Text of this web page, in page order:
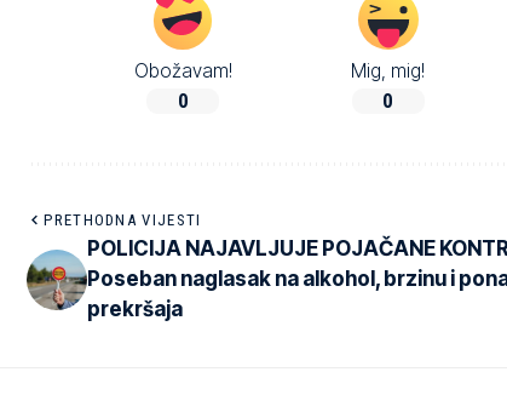
Obožavam!
0
Mig, mig!
0
PRETHODNA VIJESTI
POLICIJA NAJAVLJUJE POJAČANE
Poseban naglasak na alkohol, brzinu i
prekršaja